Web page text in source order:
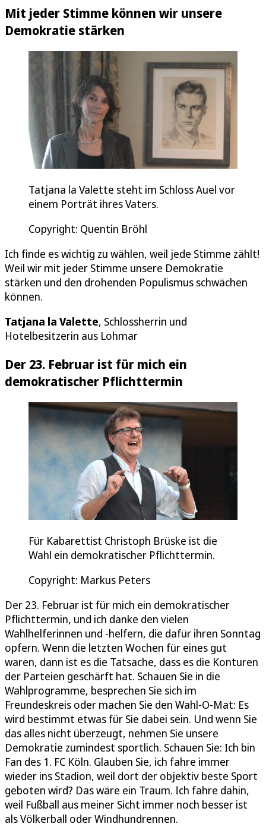
Mit jeder Stimme können wir unsere
Demokratie stärken
Tatjana la Valette steht im Schloss Auel vor
einem Porträt ihres Vaters.
Copyright: Quentin Bröhl
Ich finde es wichtig zu wählen, weil jede Stimme zählt!
Weil wir mit jeder Stimme unsere Demokratie
stärken und den drohenden Populismus schwächen
können.
Tatjana la Valette, Schlossherrin und
Hotelbesitzerin aus Lohmar
Der 23. Februar ist für mich ein
demokratischer Pflichttermin
Für Kabarettist Christoph Brüske ist die
Wahl ein demokratischer Pflichttermin.
Copyright: Markus Peters
Der 23. Februar ist für mich ein demokratischer
Pflichttermin, und ich danke den vielen
Wahlhelferinnen und -helfern, die dafür ihren Sonntag
opfern. Wenn die letzten Wochen für eines gut
waren, dann ist es die Tatsache, dass es die Konturen
der Parteien geschärft hat. Schauen Sie in die
Wahlprogramme, besprechen Sie sich im
Freundeskreis oder machen Sie den Wahl-O-Mat: Es
wird bestimmt etwas für Sie dabei sein. Und wenn Sie
das alles nicht überzeugt, nehmen Sie unsere
Demokratie zumindest sportlich. Schauen Sie: Ich bin
Fan des 1. FC Köln. Glauben Sie, ich fahre immer
wieder ins Stadion, weil dort der objektiv beste Sport
geboten wird? Das wäre ein Traum. Ich fahre dahin,
weil Fußball aus meiner Sicht immer noch besser ist
als Völkerball oder Windhundrennen.